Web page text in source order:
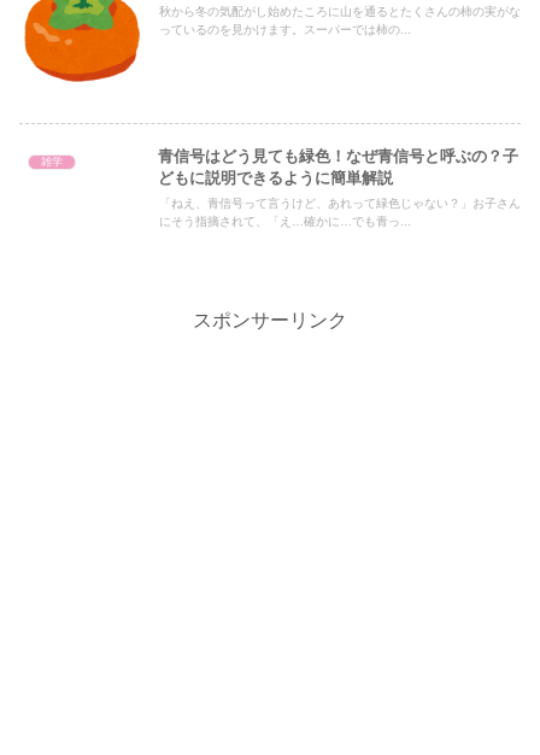
秋から冬の気配がし始めたころに山を通るとたくさんの柿の実がな
っているのを見かけます。スーパーでは柿の...
雑学
青信号はどう見ても緑色！なぜ青信号と呼ぶの？子
どもに説明できるように簡単解説
「ねえ、青信号って言うけど、あれって緑色じゃない？」お子さん
にそう指摘されて、「え…確かに…でも青っ...
スポンサーリンク